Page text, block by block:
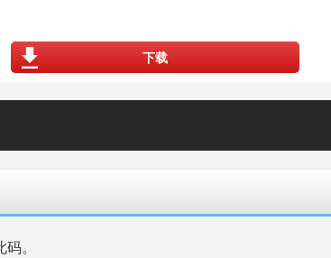
下载
。